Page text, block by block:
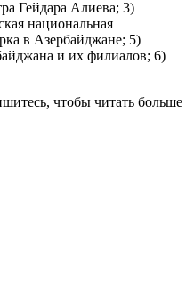
Гейдара Алиева; 3)
национальная
в Азербайджане; 5)
и их филиалов; 6)
чтобы читать больше